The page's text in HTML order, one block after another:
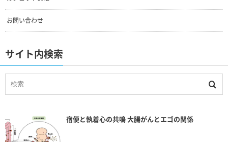
お問い合わせ
サイト内検索
宿便と執着心の共鳴 大腸がんとエゴの関係